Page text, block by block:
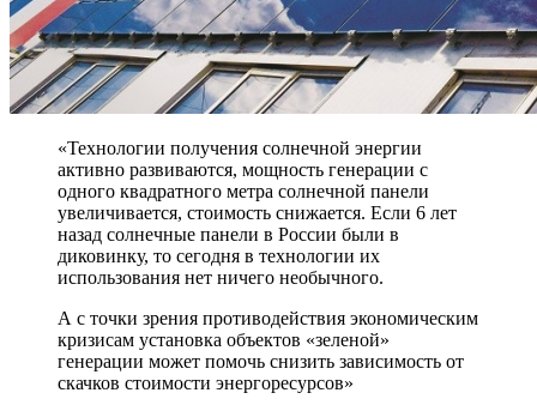
«Технологии получения солнечной энергии
активно развиваются, мощность генерации с
одного квадратного метра солнечной панели
увеличивается, стоимость снижается. Если 6 лет
назад солнечные панели в России были в
диковинку, то сегодня в технологии их
использования нет ничего необычного.
А с точки зрения противодействия экономическим
кризисам установка объектов «зеленой»
генерации может помочь снизить зависимость от
скачков стоимости энергоресурсов»